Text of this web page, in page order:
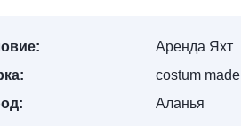
Аренда Яхт
costum made
Аланья